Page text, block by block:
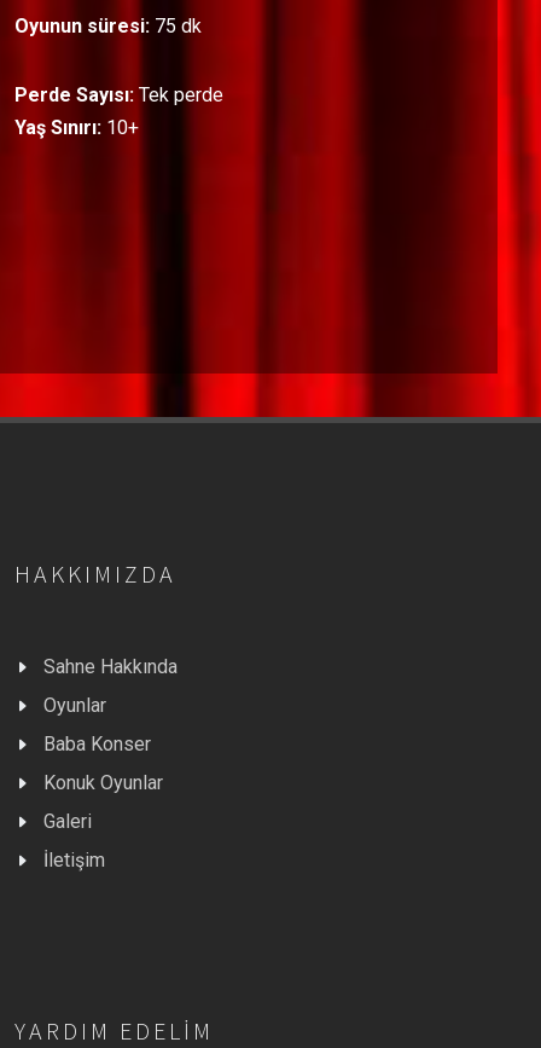
Oyunun süresi: 75 dk
Perde Sayısı: Tek perde
Yaş Sınırı: 10+
HAKKIMIZDA
Sahne Hakkında
Oyunlar
Baba Konser
Konuk Oyunlar
Galeri
İletişim
YARDIM EDELIM